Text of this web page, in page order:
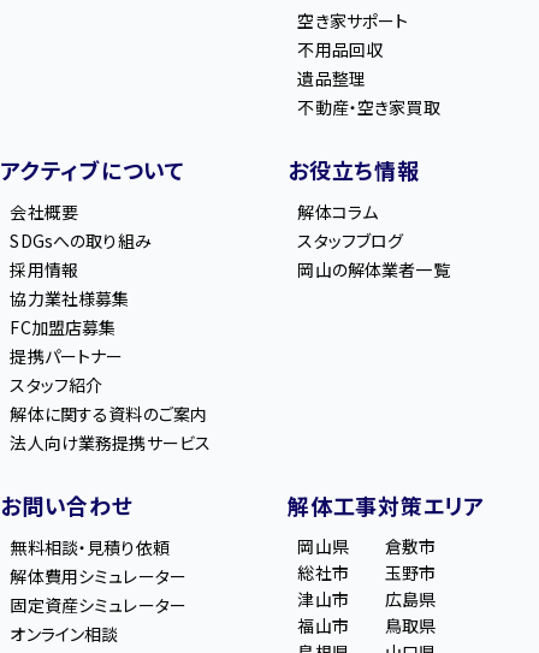
空き家サポート
不用品回収
遺品整理
不動産・空き家買取
アクティブについて
会社概要
SDGsへの取り組み
採用情報
協力業社様募集
FC加盟店募集
提携パートナー
スタッフ紹介
解体に関する資料のご案内
法人向け業務提携サービス
お役立ち情報
解体コラム
スタッフブログ
岡山の解体業者一覧
お問い合わせ
無料相談・見積り依頼
解体費用シミュレーター
固定資産シミュレーター
オンライン相談
解体工事対策エリア
岡山県
倉敷市
総社市
玉野市
津山市
広島県
福山市
鳥取県